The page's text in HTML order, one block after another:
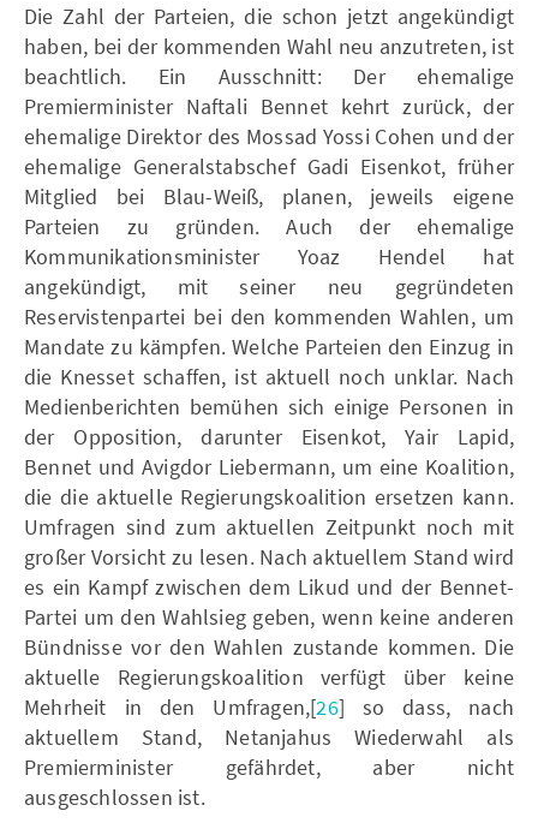
Die Zahl der Parteien, die schon jetzt angekündigt
haben, bei der kommenden Wahl neu anzutreten, ist
beachtlich. Ein Ausschnitt: Der ehemalige
Premierminister Naftali Bennet kehrt zurück, der
ehemalige Direktor des Mossad Yossi Cohen und der
ehemalige Generalstabschef Gadi Eisenkot, früher
Mitglied bei Blau-Weiß, planen, jeweils eigene
Parteien zu gründen. Auch der ehemalige
Kommunikationsminister Yoaz Hendel hat
angekündigt, mit seiner neu gegründeten
Reservistenpartei bei den kommenden Wahlen, um
Mandate zu kämpfen. Welche Parteien den Einzug in
die Knesset schaffen, ist aktuell noch unklar. Nach
Medienberichten bemühen sich einige Personen in
der Opposition, darunter Eisenkot, Yair Lapid,
Bennet und Avigdor Liebermann, um eine Koalition,
die die aktuelle Regierungskoalition ersetzen kann.
Umfragen sind zum aktuellen Zeitpunkt noch mit
großer Vorsicht zu lesen. Nach aktuellem Stand wird
es ein Kampf zwischen dem Likud und der Bennet-
Partei um den Wahlsieg geben, wenn keine anderen
Bündnisse vor den Wahlen zustande kommen. Die
aktuelle Regierungskoalition verfügt über keine
Mehrheit in den Umfragen,[26] so dass, nach
aktuellem Stand, Netanjahus Wiederwahl als
Premierminister gefährdet, aber nicht
ausgeschlossen ist.